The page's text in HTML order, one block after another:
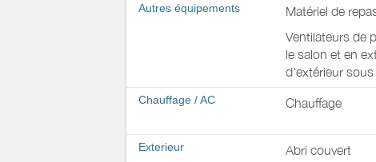
Autres équipements
Matériel de
Ventilateurs de
le salon et en
d'extérieur
Chauffage / AC Chauffage
Exterieur Abri couvert